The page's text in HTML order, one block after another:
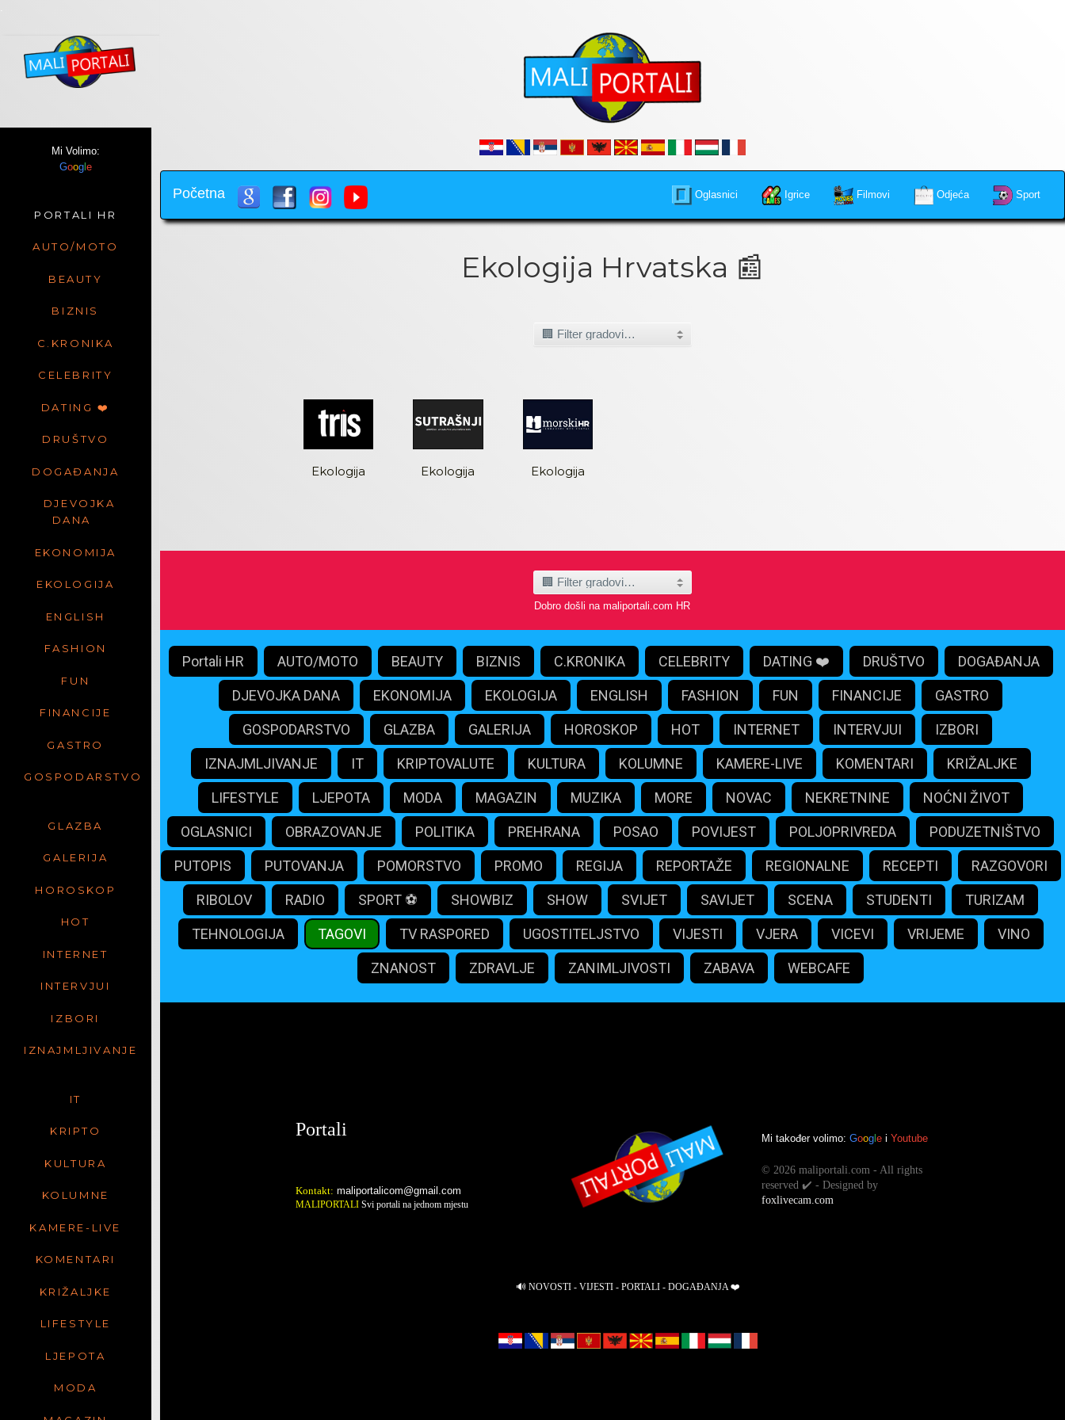
.
Mi Volimo:
Googl e
PORTALI HR
AUTO/MOTO
BEAUTY
BIZNIS
C.KRONIKA
CELEBRITY
DATING ❤️
DRUŠTVO
DOGAĐANJA
DJEVOJKA
DANA
EKONOMIJA
EKOLOGIJA
ENGLISH
FASHION
FUN
FINANCIJE
GASTRO
GOSPODARSTVO
GLAZBA
GALERIJA
HOROSKOP
HOT
INTERNET
INTERVJUI
IZBORI
IZNAJMLJIVANJE
IT
KRIPTO
KULTURA
KOLUMNE
KAMERE-LIVE
KOMENTARI
KRIŽALJKE
LIFESTYLE
LJEPOTA
MODA
Početna Oglasnici Igrice Filmovi Odjeća Sport
Ekologija Hrvatska 📰
Ekologija Ekologija Ekologija
Dobro došli na maliportali.com HR
Portali HR AUTO/MOTO BEAUTY BIZNIS C.KRONIKA CELEBRITY DATING ❤️ DRUŠTVO DOGAĐANJA
DJEVOJKA DANA EKONOMIJA EKOLOGIJA ENGLISH FASHION FUN FINANCIJE GASTRO
GOSPODARSTVO GLAZBA GALERIJA HOROSKOP HOT INTERNET INTERVJUI IZBORI
IZNAJMLJIVANJE IT KRIPTOVALUTE KULTURA KOLUMNE KAMERE-LIVE KOMENTARI KRIŽALJKE
LIFESTYLE LJEPOTA MODA MAGAZIN MUZIKA MORE NOVAC NEKRETNINE NOĆNI ŽIVOT
OGLASNICI OBRAZOVANJE POLITIKA PREHRANA POSAO POVIJEST POLJOPRIVREDA PODUZETNIŠTVO
PUTOPIS PUTOVANJA POMORSTVO PROMO REGIJA REPORTAŽE REGIONALNE RECEPTI RAZGOVORI
RIBOLOV RADIO SPORT ⚽️ SHOWBIZ SHOW SVIJET SAVIJET SCENA STUDENTI TURIZAM
TEHNOLOGIJA TAGOVI TV RASPORED UGOSTITELJSTVO VIJESTI VJERA VICEVI VRIJEME VINO
ZNANOST ZDRAVLJE ZANIMLJIVOSTI ZABAVA WEBCAFE
Portali
Kontakt: maliportalicom@gmail.com
MALIPORTALI Svi portali na jednom mjestu
Mi također volimo: Googlei Youtube
© 2026 maliportali.com - All rights
reserved ✔️ - Designed by
foxlivecam.com
🔊 NOVOSTI - VIJESTI - PORTALI - DOGAĐANJA ❤️